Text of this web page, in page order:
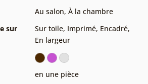
Au salon, À la chambre
sur
Sur toile, Imprimé, Encadré,
En largeur
en une pièce